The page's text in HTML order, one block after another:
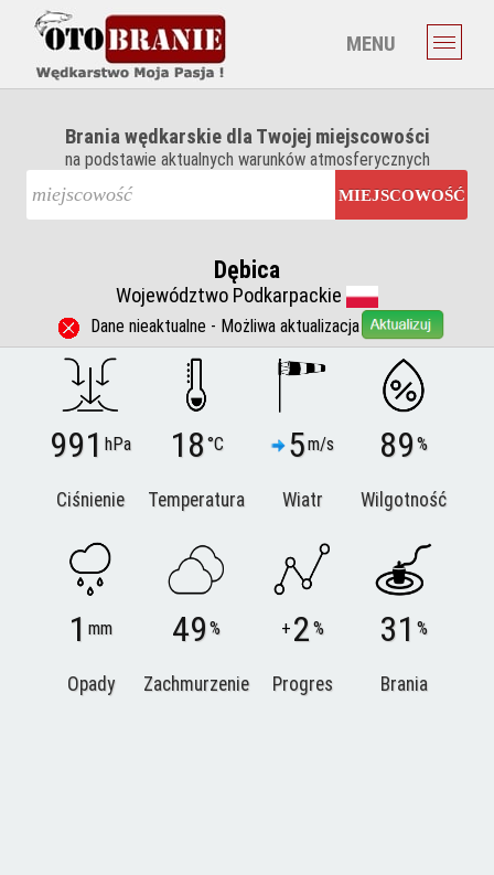
MENU
Brania wędkarskie dla Twojej miejscowości
na podstawie aktualnych warunków atmosferycznych
MIEJSCOWOŚĆ
Dębica
Województwo Podkarpackie
Dane nieaktualne - Możliwa aktualizacja
991 hPa
Ciśnienie
18°C
Temperatura
5m/s
Wiatr
89%
Wilgotność
1 mm
Opady
49%
Zachmurzenie
+ 2%
Progres
31 %
Brania